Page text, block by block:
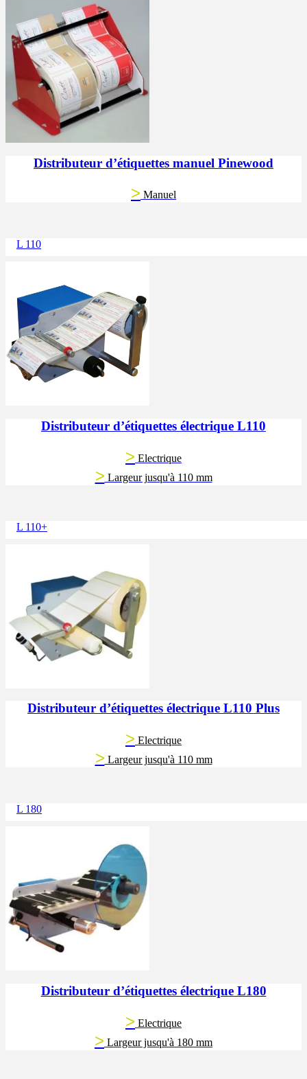
Distributeur d’étiquettes manuel Pinewood
> Manuel
L 110
Distributeur d’étiquettes électrique L110
> Electrique
> Largeur jusqu'à 110 mm
L 110+
Distributeur d’étiquettes électrique L110 Plus
> Electrique
> Largeur jusqu'à 110 mm
L 180
Distributeur d’étiquettes électrique L180
> Electrique
> Largeur jusqu'à 180 mm